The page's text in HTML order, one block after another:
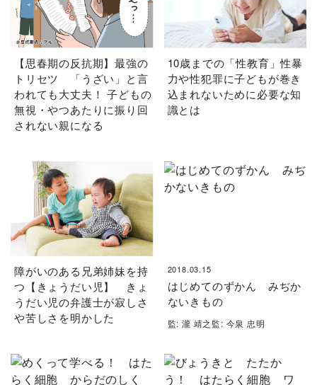
【思春期の反抗期】最強の
トリセツ 「うざい」と言
われても大丈夫！ 子どもの
無視・やつあたりに振り回
されない親になる
10歳までの「性教育」性暴
力や性犯罪に子どもが巻き
込まれないために必要な知
識とは
障がいのある兄弟姉妹を持
つ【きょうだい児】 きょ
うだい児の弁護士が寂しさ
や苦しさを明かした
2018.03.15
はじめてのずかん みぢか
ないきもの
監: 瀧 靖之監: 今泉 忠明